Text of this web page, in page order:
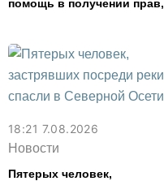
помощь в получении прав,
18:21 7.08.2026
Новости
Пятерых человек,